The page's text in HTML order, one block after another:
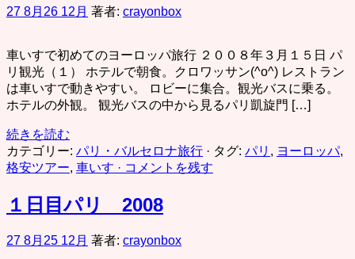
27 8月 26 12月 著者: crayonbox
車いすで初めてのヨーロッパ旅行 ２００８年３月１５日 パ
リ観光（１） ホテルで朝食。クロワッサン(^o^) レストラン
は車いすで動きやすい。 ロビーに集合。観光バスに乗る。
ホテルの外観。 観光バスの中から見るパリ凱旋門 […]
続きを読む
カテゴリー: パリ・バルセロナ旅行 · タグ: パリ , ヨーロッパ,
格安ツアー, 車いす · コメントを残す
１日目パリ 2008
27 8月 25 12月 著者: crayonbox